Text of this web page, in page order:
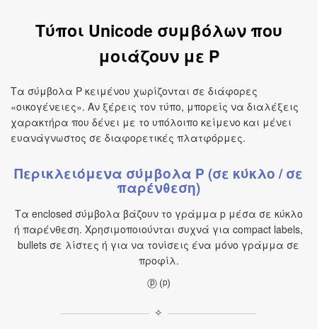
Τύποι Unicode συμβόλων που
μοιάζουν με P
Τα σύμβολα P κειμένου χωρίζονται σε διάφορες
«οικογένειες». Αν ξέρεις τον τύπο, μπορείς να διαλέξεις
χαρακτήρα που δένει με το υπόλοιπο κείμενο και μένει
ευανάγνωστος σε διαφορετικές πλατφόρμες.
Περικλειόμενα σύμβολα P (σε κύκλο / σε
παρένθεση)
Τα enclosed σύμβολα βάζουν το γράμμα p μέσα σε κύκλο
ή παρένθεση. Χρησιμοποιούνται συχνά για compact labels,
bullets σε λίστες ή για να τονίσεις ένα μόνο γράμμα σε
προφίλ.
ⓟ ⒫
✧